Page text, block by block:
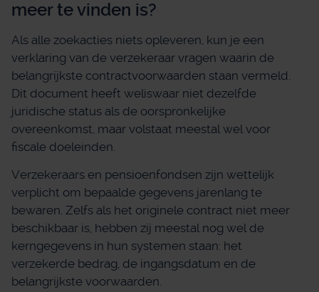
meer te vinden is?
Als alle zoekacties niets opleveren, kun je een
verklaring van de verzekeraar vragen waarin de
belangrijkste contractvoorwaarden staan vermeld.
Dit document heeft weliswaar niet dezelfde
juridische status als de oorspronkelijke
overeenkomst, maar volstaat meestal wel voor
fiscale doeleinden.
Verzekeraars en pensioenfondsen zijn wettelijk
verplicht om bepaalde gegevens jarenlang te
bewaren. Zelfs als het originele contract niet meer
beschikbaar is, hebben zij meestal nog wel de
kerngegevens in hun systemen staan: het
verzekerde bedrag, de ingangsdatum en de
belangrijkste voorwaarden.